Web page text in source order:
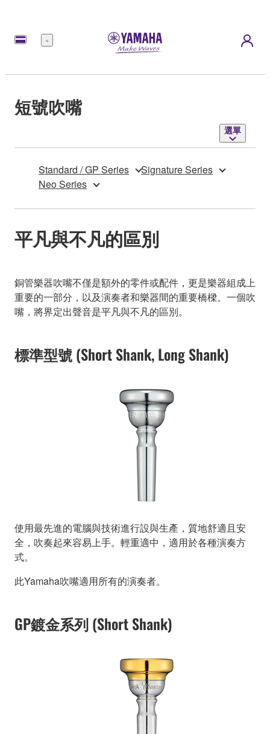
選
短號吹嘴
選單
Standard / GP Series
Signature Series
Neo Series
平凡與不凡的區別
銅管樂器吹嘴不僅是額外的零件或配件，更是樂器組成上
重要的一部分，以及演奏者和樂器間的重要橋樑。一個吹
嘴，將界定出聲音是平凡與不凡的區別。
標準型號 (Short Shank, Long Shank)
使用最先進的電腦與技術進行設與生產，質地舒適且安
全，吹奏起來容易上手。輕重適中，適用於各種演奏方
式。
此Yamaha吹嘴適用所有的演奏者。
GP鍍金系列 (Short Shank)